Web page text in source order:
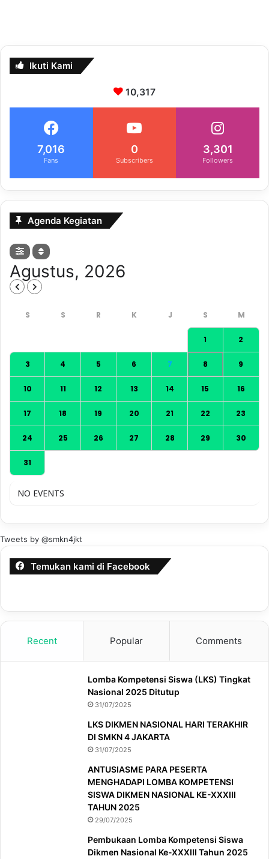
Ikuti Kami
10,317
7,016
Fans
0
Subscribers
3,301
Followers
Agenda Kegiatan
Agustus, 2026
1 2
3 4 5 6 7 8 9
10 11 12 13 14 15 16
17 18 19 20 21 22 23
24 25 26 27 28 29 30
31
NO EVENTS
Tweets by @smkn4jkt
Temukan kami di Facebook
Recent Popular Comments
Lomba Kompetensi Siswa (LKS) Tingkat
Nasional 2025 Ditutup
31/07/2025
LKS DIKMEN NASIONAL HARI TERAKHIR
DI SMKN 4 JAKARTA
31/07/2025
ANTUSIASME PARA PESERTA
MENGHADAPI LOMBA KOMPETENSI
SISWA DIKMEN NASIONAL KE-XXXIII
TAHUN 2025
29/07/2025
Pembukaan Lomba Kompetensi Siswa
Dikmen Nasional Ke-XXXIII Tahun 2025